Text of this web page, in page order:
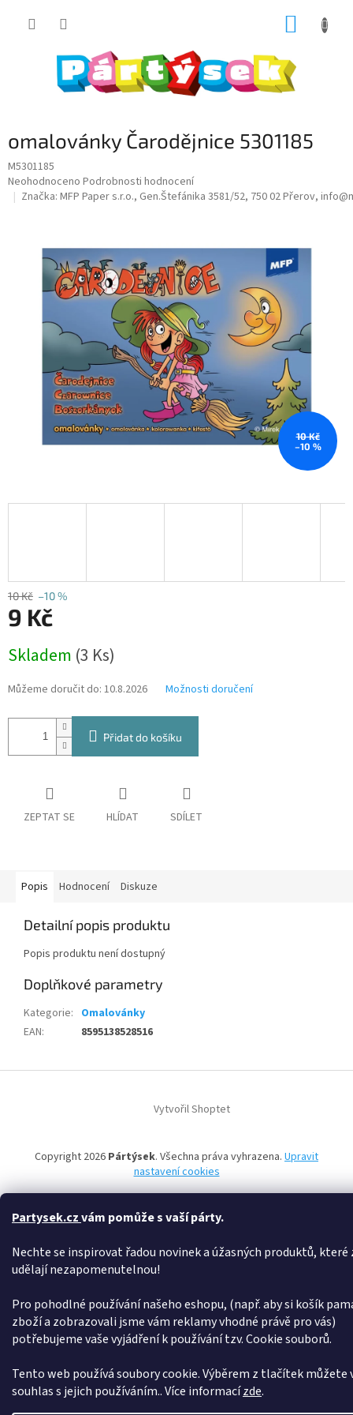
Partysek.czvám pomůže s vaší párty.
Nechte se inspirovat řadou novinek a úžasných produktů, které
udělají nezapomenutelnou!
Pro pohodlné používání našeho eshopu, (např. aby si košík
zboží a zobrazovali jsme vám reklamy vhodné právě pro vás)
potřebujeme vaše vyjádření k používání tzv. Cookie souborů.
Tento web používá soubory cookie. Výběrem z tlačítek můžete
souhlas s jejich používáním.. Více informacízde.
omalovánky Čarodějnice 5301185
M5301185
Průměrné
hodnocení
hvězdiček.
Neohodnoceno Podrobnosti hodnocení
Značka: MFP Paper s.r.o., Gen.Štefánika 3581/52, 750 02 Přerov,
10 Kč
–10 %
10 Kč –10 %
9 Kč
cena:
Skladem (3 Ks)
Můžeme doručit do: 10.8.2026 Možnosti doručení
Přidat do košíku
ZEPTAT SE HLÍDAT SDÍLET
Popis Hodnocení Diskuze
Detailní popis produktu
Popis produktu není dostupný
Doplňkové parametry
Kategorie: Omalovánky
EAN: 8595138528516
Vytvořil Shoptet
Copyright 2026 Pártýsek. Všechna práva vyhrazena. Upravit
nastavení cookies